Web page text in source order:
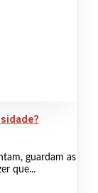
guardam as
que...